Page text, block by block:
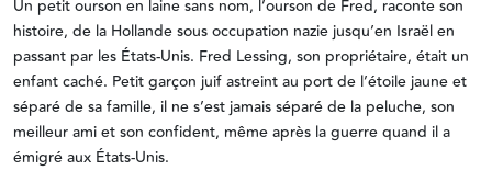
Un petit ourson en laine sans nom, l’ourson de Fred, raconte son
histoire, de la Hollande sous occupation nazie jusqu’en Israël en
passant par les États-Unis. Fred Lessing, son propriétaire, était un
enfant caché. Petit garçon juif astreint au port de l’étoile jaune et
séparé de sa famille, il ne s’est jamais séparé de la peluche, son
meilleur ami et son confident, même après la guerre quand il a
émigré aux États-Unis.